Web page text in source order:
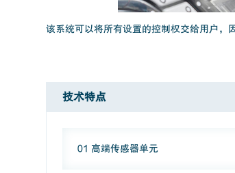
该系统可以将所有设置的控制权交给用户，
技术特点
01 高端传感器单元